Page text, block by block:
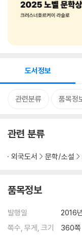
도서정보
관련분류 품목정
관련 분류
외국도서 문학/소설
품목정보
발행일
2016
쪽수, 무게, 크기
360